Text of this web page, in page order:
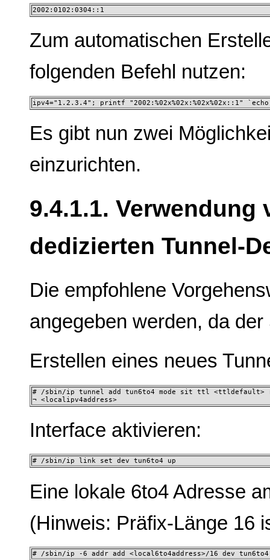
2002:0102:0304::1
Zum automatischen
folgenden Befehl nutzen:
ipv4="1.2.3.4"; printf "2002:%02x%02x:%02x%02x::1"
Es gibt nun zwei
einzurichten.
9.4.1.1.
dedizierten Tunnel-
Die empfohlene
angegeben werden, da
Erstellen eines neues
# /sbin/ip tunnel add tun6to4 mode sit ttl <ttldefault>
¬ <localipv4address>
Interface aktivieren:
# /sbin/ip link set dev tun6to4 up
Eine lokale 6to4 Adresse
(Hinweis: Präfix-Länge 16
# /sbin/ip -6 addr add <local6to4address>/16 dev